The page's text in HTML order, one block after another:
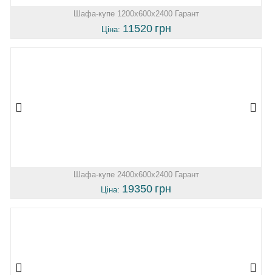
Шафа-купе 1200х600х2400 Гарант
Ціна: 11520 грн
Шафа-купе 2400х600х2400 Гарант
Ціна: 19350 грн